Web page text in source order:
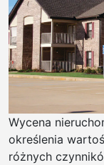
Wycena
określenia
różnych